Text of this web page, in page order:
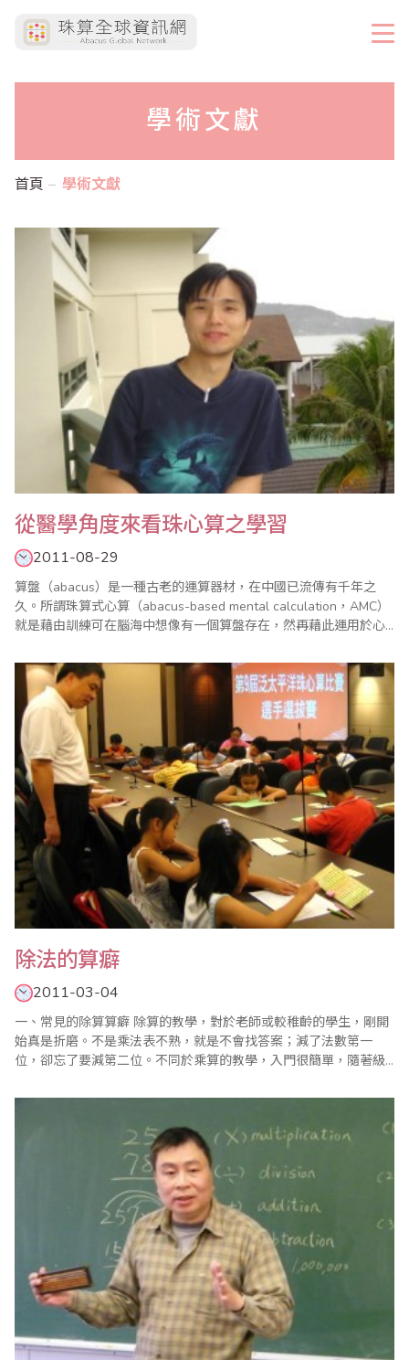
學術文獻
首頁 學術文獻
從醫學角度來看珠心算之學習
2011-08-29
算盤（abacus）是一種古老的運算器材，在中國已流傳有千年之
久。所謂珠算式心算（abacus-based mental calculation，AMC）
就是藉由訓練可在腦海中想像有一個算盤存在，然再藉此運用於心
教育已經從台灣小學生的正規教育中廢止多年，但是珠算式心算的
教育卻已悄悄在世界各國逐漸扎根，在數字計算及腦部潛能開發方
面逐漸展..
除法的算癖
2011-03-04
一、常見的除算算癖 除算的教學，對於老師或較稚齡的學生，剛開
始真是折磨。不是乘法表不熟，就是不會找答案；減了法數第一
位，卻忘了要減第二位。不同於乘算的教學，入門很簡單，隨著級
而言)，逐漸熟練後，愈有心得，便愈算愈容易是所謂先苦後甘。
(1) 置假商過大或過小。過大機率幾乎每個題目都會面臨，當學生做